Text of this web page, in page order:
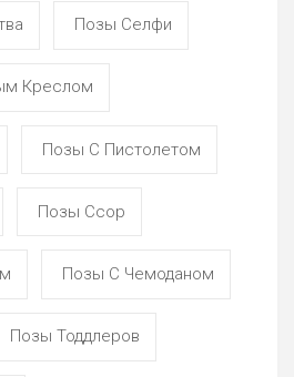
Позы Селфи
Креслом
Позы С Пистолетом
Позы Ссор
Позы С Чемоданом
Позы Тоддлеров